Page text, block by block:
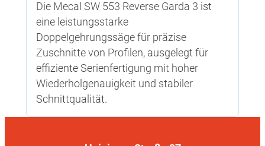
Die Mecal SW 553 Reverse Garda 3 ist
eine leistungsstarke
Doppelgehrungssäge für präzise
Zuschnitte von Profilen, ausgelegt für
effiziente Serienfertigung mit hoher
Wiederholgenauigkeit und stabiler
Schnittqualität.